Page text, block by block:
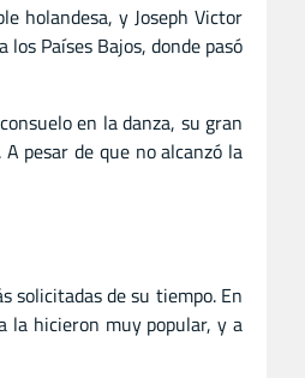
holandesa, y Joseph Victor
Países Bajos, donde pasó
en la danza, su gran
pesar de que no alcanzó la
solicitadas de su tiempo. En
la hicieron muy popular, y a